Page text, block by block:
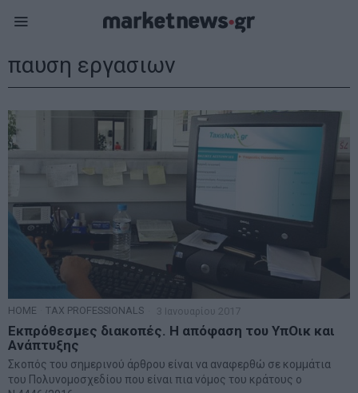
παυση εργασιων
HOME TAX PROFESSIONALS 3 Ιανουαρίου 2017
Εκπρόθεσμες διακοπές. Η απόφαση του ΥπΟικ και
Ανάπτυξης
Σκοπός του σημερινού άρθρου είναι να αναφερθώ σε κομμάτια
του Πολυνομοσχεδίου που είναι πια νόμος του κράτους ο